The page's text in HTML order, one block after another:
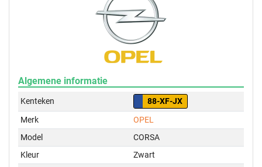
Algemene informatie
Kenteken
88-XF-JX
Merk
OPEL
Model
CORSA
Kleur
Zwart